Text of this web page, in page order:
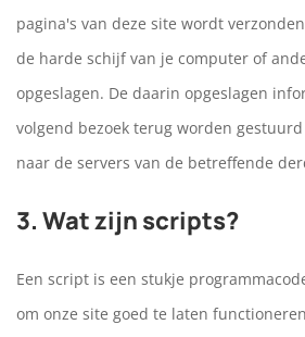
pagina's van deze site wordt
de harde schijf van je computer of
opgeslagen. De daarin opgeslagen
volgend bezoek terug worden
naar de servers van de betreffende
3. Wat zijn scripts?
Een script is een stukje
om onze site goed te laten